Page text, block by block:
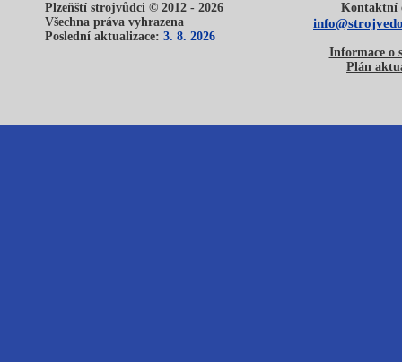
Plzeňští strojvůdci © 2012 - 2026
Všechna práva vyhrazena
Poslední aktualizace: 3. 8. 2026
Kontaktní
Informace o
Plán